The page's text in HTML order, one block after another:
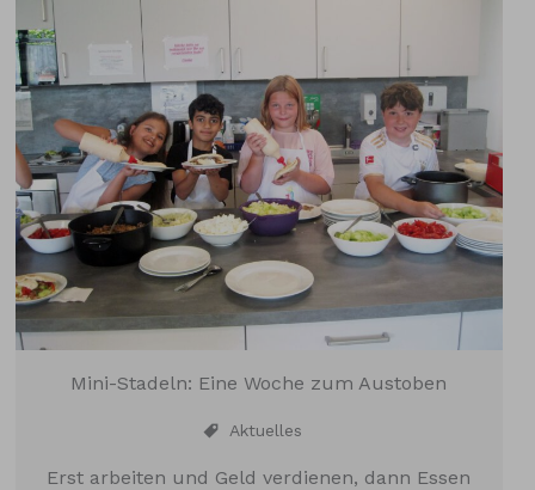
Mini-Stadeln: Eine Woche zum Austoben
Aktuelles
Erst arbeiten und Geld verdienen, dann Essen